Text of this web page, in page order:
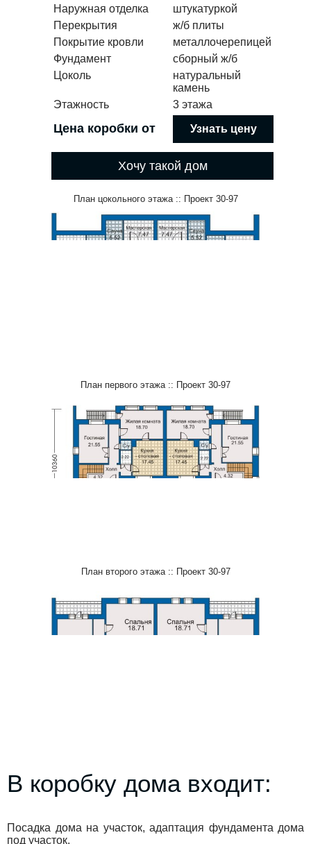
Наружная отделка
штукатуркой
Перекрытия
ж/б плиты
Покрытие кровли
металлочерепицей
Фундамент
сборный ж/б
Цоколь
натуральный
камень
Этажность
3 этажа
Цена коробки от Узнать цену
Хочу такой дом
План цокольного этажа :: Проект 30-97
План первого этажа :: Проект 30-97
План второго этажа :: Проект 30-97
В коробку дома входит:
Посадка дома на участок, адаптация фундамента дома
под участок.